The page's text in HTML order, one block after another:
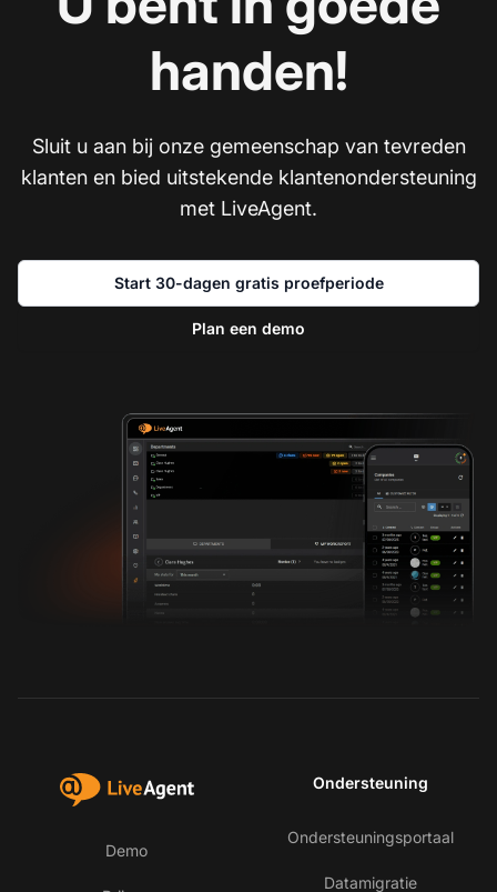
handen!
Sluit u aan bij onze gemeenschap van tevreden
klanten en bied uitstekende klantenondersteuning
met LiveAgent.
Start 30-dagen gratis proefperiode
Plan een demo
Demo
Ondersteuning
Ondersteuningsportaal
Datamigratie